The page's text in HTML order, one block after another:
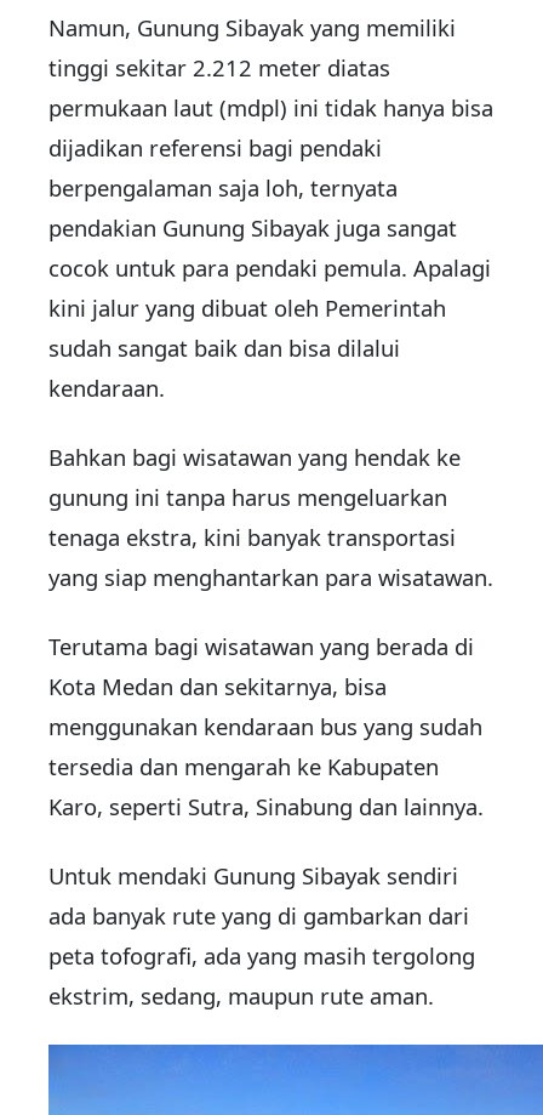
Namun, Gunung Sibayak yang memiliki
tinggi sekitar 2.212 meter diatas
permukaan laut (mdpl) ini tidak hanya bisa
dijadikan referensi bagi pendaki
berpengalaman saja loh, ternyata
pendakian Gunung Sibayak juga sangat
cocok untuk para pendaki pemula. Apalagi
kini jalur yang dibuat oleh Pemerintah
sudah sangat baik dan bisa dilalui
kendaraan.
Bahkan bagi wisatawan yang hendak ke
gunung ini tanpa harus mengeluarkan
tenaga ekstra, kini banyak transportasi
yang siap menghantarkan para wisatawan.
Terutama bagi wisatawan yang berada di
Kota Medan dan sekitarnya, bisa
menggunakan kendaraan bus yang sudah
tersedia dan mengarah ke Kabupaten
Karo, seperti Sutra, Sinabung dan lainnya.
Untuk mendaki Gunung Sibayak sendiri
ada banyak rute yang di gambarkan dari
peta tofografi, ada yang masih tergolong
ekstrim, sedang, maupun rute aman.